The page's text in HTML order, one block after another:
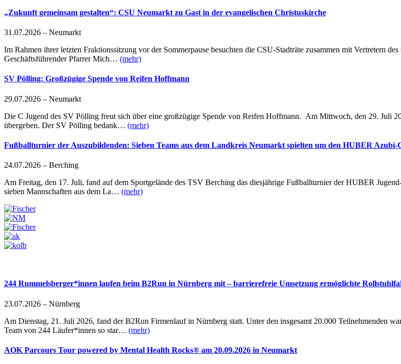
„Zukunft gemeinsam gestalten“: CSU Neumarkt zu Gast in der evangelischen Christuskirche
31.07.2026 – Neumarkt
Im Rahmen ihrer letzten Fraktionssitzung vor der Sommerpause besuchten die CSU-Stadträte zusammen mit Vertretern
Geschäftsführender Pfarrer Mich… (mehr)
SV Pölling: Großzügige Spende von Reifen Hoffmann
29.07.2026 – Neumarkt
Die C Jugend des SV Pölling freut sich über eine großzügige Spende von Reifen Hoffmann. Am Mittwoch, den 29. Juli
übergeben. Der SV Pölling bedank… (mehr)
Fußballturnier der Auszubildenden: Sieben Teams aus dem Landkreis Neumarkt spielten um den HUBER Azubi-
24.07.2026 – Berching
Am Freitag, den 17. Juli, fand auf dem Sportgelände des TSV Berching das diesjährige Fußballturnier der HUBER
sieben Mannschaften aus dem La… (mehr)
244 Rummelsberger*innen laufen beim B2Run in Nürnberg mit – barrierefreie Umsetzung ermöglichte
23.07.2026 – Nürnberg
Am Dienstag, 21. Juli 2026, fand der B2Run Firmenlauf in Nürnberg statt. Unter den insgesamt 20.000 Teilnehmenden
Team von 244 Läufer*innen so star… (mehr)
AOK Parcours Tour powered by Mental Health Rocks® am 20.09.2026 in Neumarkt